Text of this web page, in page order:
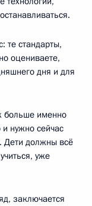
те стандарты,
оцениваете,
дня и для
больше именно
и нужно сейчас
Дети должны всё
уже
заключается